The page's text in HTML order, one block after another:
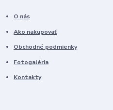
O nás
Ako nakupovať
Obchodné podmienky
Fotogaléria
Kontakty